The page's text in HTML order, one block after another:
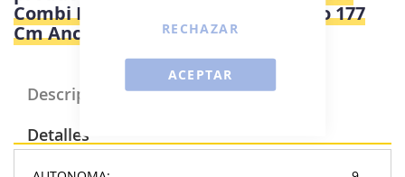
ACEPTAR
RECHAZAR
Combi Integrable Sin Nofrost E Alto 177
Cm Ancho 54 Cm
Descripción Producto
Detalles